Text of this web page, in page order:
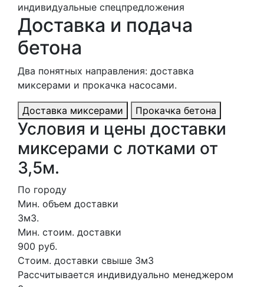
индивидуальные спецпредложения
Доставка и подача
бетона
Два понятных направления: доставка
миксерами и прокачка насосами.
Доставка миксерами Прокачка бетона
Условия и цены доставки
миксерами с лотками от
3,5м.
По городу
Мин. объем доставки
3м3.
Мин. стоим. доставки
900 руб.
Стоим. доставки свыше 3м3
Рассчитывается индивидуально менеджером